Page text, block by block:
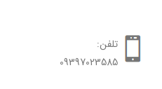
تلفن:
09397023585